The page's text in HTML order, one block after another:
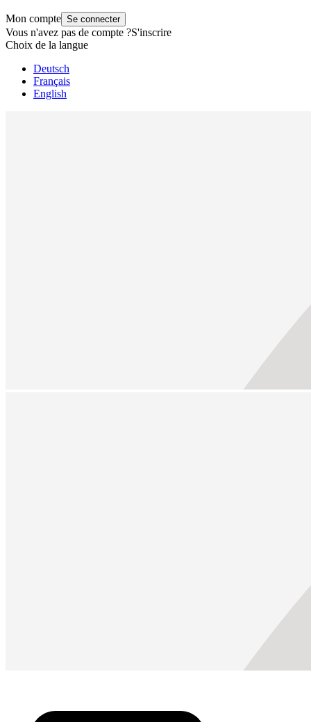
Mon compte Se connecter
Vous n'avez pas de compte ?S'inscrire
Choix de la langue
Deutsch
Français
English